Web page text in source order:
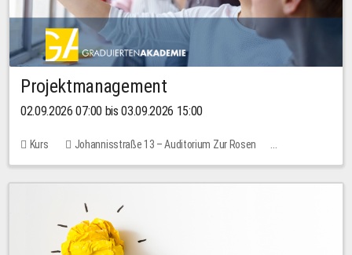
Projektmanagement
02.09.2026 07:00 bis 03.09.2026 15:00
Kurs
Johannisstraße 13 – Auditorium Zur Rosen
Keine freien Plätze
30,00 EUR